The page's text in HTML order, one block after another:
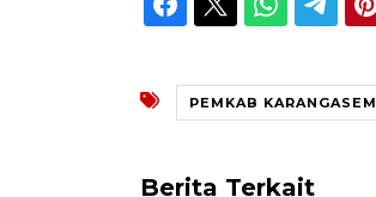
PEMKAB KARANGASEM
Berita Terkait